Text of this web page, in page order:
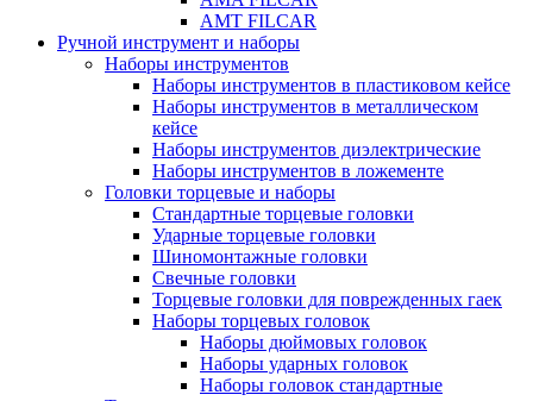
AMT FILCAR
Ручной инструмент и наборы
Наборы инструментов
Наборы инструментов в пластиковом кейсе
Наборы инструментов в металлическом
кейсе
Наборы инструментов диэлектрические
Наборы инструментов в ложементе
Головки торцевые и наборы
Стандартные торцевые головки
Ударные торцевые головки
Шиномонтажные головки
Свечные головки
Торцевые головки для поврежденных гаек
Наборы торцевых головок
Наборы дюймовых головок
Наборы ударных головок
Наборы головок стандартные